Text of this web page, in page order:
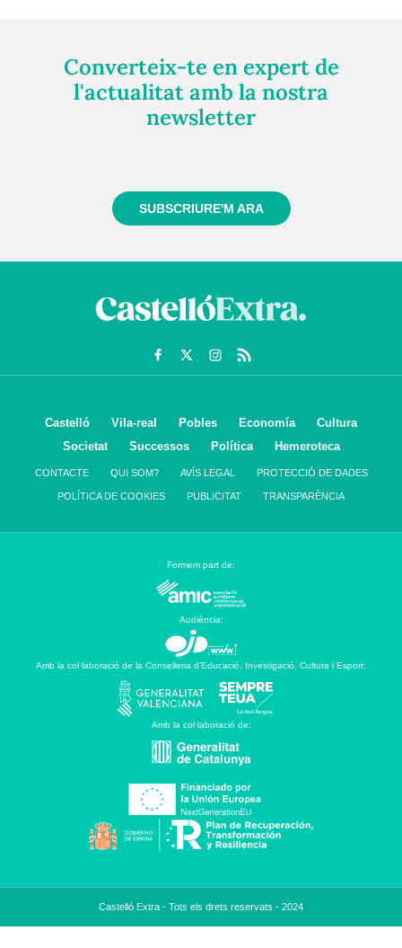
Converteix-te en expert de
l'actualitat amb la nostra
newsletter
SUBSCRIURE'M ARA
Castelló Vila-real Pobles Economía
Cultura
Societat
Successos Política Hemeroteca
CONTACTE QUI SOM? AVÍS LEGAL PROTECCIÓ DE DADES
POLÍTICA DE COOKIES PUBLICITAT TRANSPARÈNCIA
Formem part de:
Audiència:
Amb la col·laboració de la Conselleria d’Educació, Investigació, Cultura i Esport:
Amb la col·laboració de:
Castelló Extra - Tots els drets reservats - 2024